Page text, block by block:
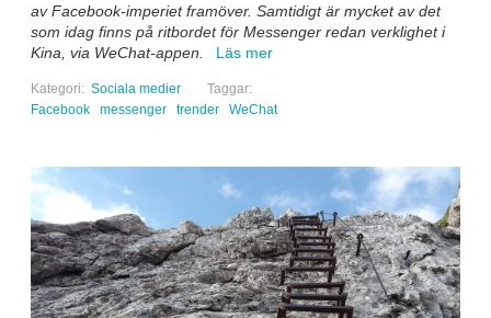
av Facebook-imperiet framöver. Samtidigt är mycket av det
som idag finns på ritbordet för Messenger redan verklighet i
Kina, via WeChat-appen.
Läs mer
Kategori: Sociala medier
Taggar:
Facebook
messenger trender WeChat